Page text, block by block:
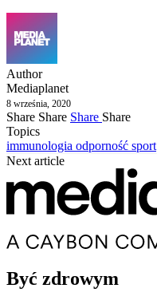
Author
Mediaplanet
8 września, 2020
Share Share Share Share
Topics
immunologia odporność sport
Next article
Być zdrowym